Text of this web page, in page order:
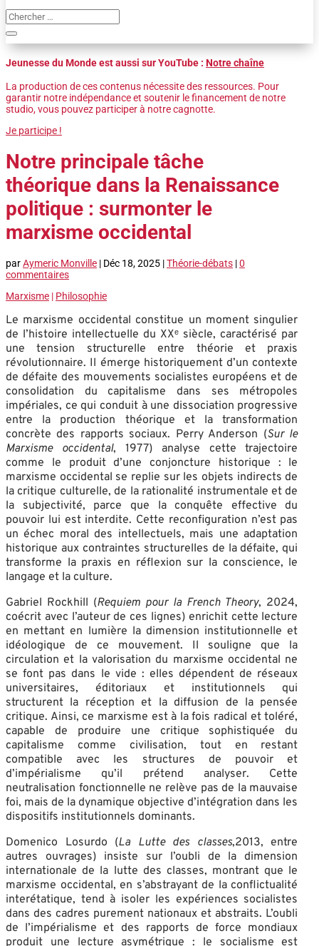
Jeunesse du Monde est aussi sur YouTube : Notre chaîne
La production de ces contenus nécessite des ressources. Pour
garantir notre indépendance et soutenir le financement de notre
studio, vous pouvez participer à notre cagnotte.
Je participe !
Notre principale tâche
théorique dans la Renaissance
politique : surmonter le
marxisme occidental
parAymeric Monville | Déc 18, 2025 |Théorie-débats |0
commentaires
Marxisme | Philosophie
Le marxisme occidental constitue un moment singulier
de l’histoire intellectuelle du XXᵉ siècle, caractérisé par
une tension structurelle entre théorie et praxis
révolutionnaire. Il émerge historiquement d’un contexte
de défaite des mouvements socialistes européens et de
consolidation du capitalisme dans ses métropoles
impériales, ce qui conduit à une dissociation progressive
entre la production théorique et la transformation
concrète des rapports sociaux. Perry Anderson (Sur le
Marxisme occidental, 1977) analyse cette trajectoire
comme le produit d’une conjoncture historique : le
marxisme occidental se replie sur les objets indirects de
la critique culturelle, de la rationalité instrumentale et de
la subjectivité, parce que la conquête effective du
pouvoir lui est interdite. Cette reconfiguration n’est pas
un échec moral des intellectuels, mais une adaptation
historique aux contraintes structurelles de la défaite, qui
transforme la praxis en réflexion sur la conscience, le
langage et la culture.
Gabriel Rockhill (Requiem pour la French Theory, 2024,
coécrit avec l’auteur de ces lignes) enrichit cette lecture
en mettant en lumière la dimension institutionnelle et
idéologique de ce mouvement. Il souligne que la
circulation et la valorisation du marxisme occidental ne
se font pas dans le vide : elles dépendent de réseaux
universitaires, éditoriaux et institutionnels qui
structurent la réception et la diffusion de la pensée
critique. Ainsi, ce marxisme est à la fois radical et toléré,
capable de produire une critique sophistiquée du
capitalisme comme civilisation, tout en restant
compatible avec les structures de pouvoir et
d’impérialisme qu’il prétend analyser. Cette
neutralisation fonctionnelle ne relève pas de la mauvaise
foi, mais de la dynamique objective d’intégration dans les
dispositifs institutionnels dominants.
Domenico Losurdo (La Lutte des classes,2013, entre
autres ouvrages) insiste sur l’oubli de la dimension
internationale de la lutte des classes, montrant que le
marxisme occidental, en s’abstrayant de la conflictualité
interétatique, tend à isoler les expériences socialistes
dans des cadres purement nationaux et abstraits. L’oubli
de l’impérialisme et des rapports de force mondiaux
produit une lecture asymétrique : le socialisme est